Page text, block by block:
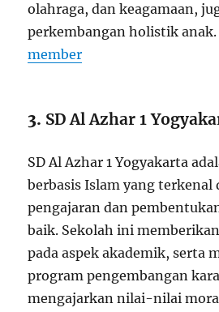
olahraga, dan keagamaan,
perkembangan holistik
member
3. SD Al Azhar 1
SD Al Azhar 1 Yogyakarta
berbasis Islam yang terkenal
pengajaran dan
baik. Sekolah ini
pada aspek akademik, serta
program pengembangan
mengajarkan nilai-nilai